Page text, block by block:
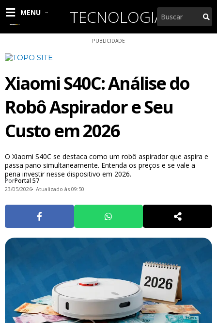
para
MENU TECNOLOGIAPesquisar
PUBLICIDADE
Xiaomi S40C: Análise do
Robô Aspirador e Seu
Custo em 2026
O Xiaomi S40C se destaca como um robô aspirador que aspira e
passa pano simultaneamente. Entenda os preços e se vale a
pena investir nesse dispositivo em 2026.
PorPortal 57
23/05/2026 Atualizado às 09:50